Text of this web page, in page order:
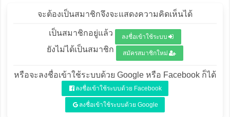
จะต้องเป็นสมาชิกจึงจะแสดงความคิดเห็นได้
เป็นสมาชิกอยู่แล้ว ลงชื่อเข้าใช้ระบบ
ยังไม่ได้เป็นสมาชิก สมัครสมาชิกใหม่
หรือจะลงชื่อเข้าใช้ระบบด้วย Google หรือ Facebook ก็ได้
ลงชื่อเข้าใช้ระบบด้วย Facebook
ลงชื่อเข้าใช้ระบบด้วย Google